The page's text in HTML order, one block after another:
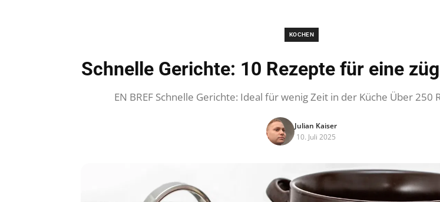
KOCHEN
Schnelle Gerichte: 10 Rezepte für eine
EN BREF Schnelle Gerichte: Ideal für wenig Zeit in der Küche Über 250
Julian Kaiser
10. Juli 2025